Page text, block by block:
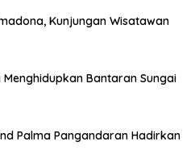
Kunjungan Wisatawan
Bantaran Sungai
Palma Pangandaran Hadirkan